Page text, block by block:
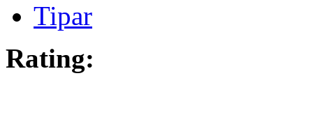
Tipar
Rating: